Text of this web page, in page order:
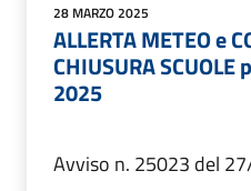
28 MARZO 2025
ALLERTA METEO e
CHIUSURA
2025
Avviso n. 25023 del